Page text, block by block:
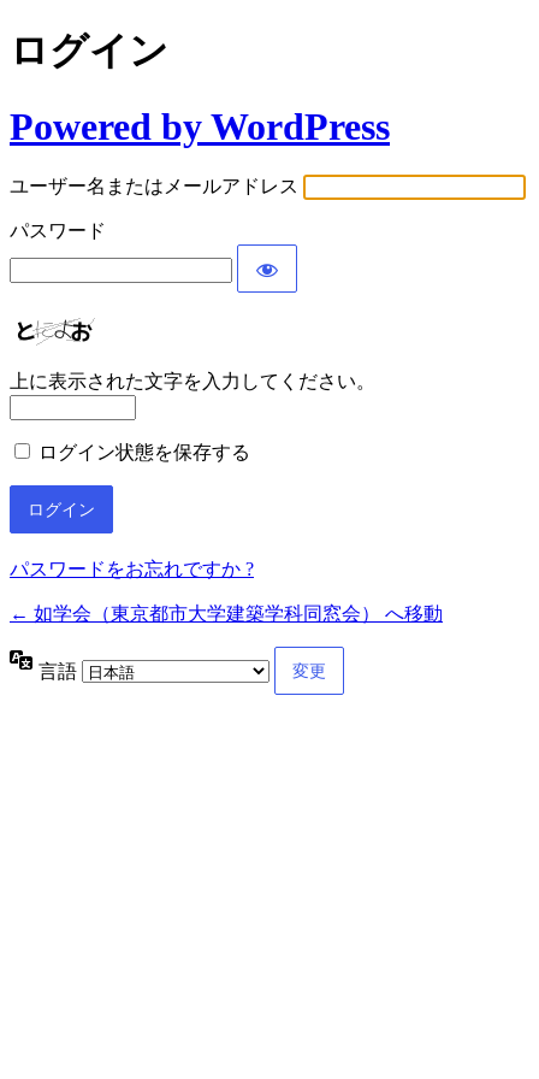
ログイン
Powered by WordPress
ユーザー名またはメールアドレス
パスワード
上に表示された文字を入力してください。
ログイン状態を保存する
パスワードをお忘れですか ?
← 如学会（東京都市大学建築学科同窓会） へ移動
言語